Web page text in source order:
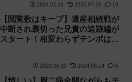
2024.02.24 2025.07.26 18
【閲覧数はキープ】遺産相続戦が
中断され裏切った兄貴の追跡編が
スタート！相変わらずテンポは良
話の感想】2023.06.10 2024.05.14 6